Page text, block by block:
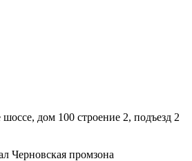
дом 100 строение 2, подъезд 2
Черновская промзона